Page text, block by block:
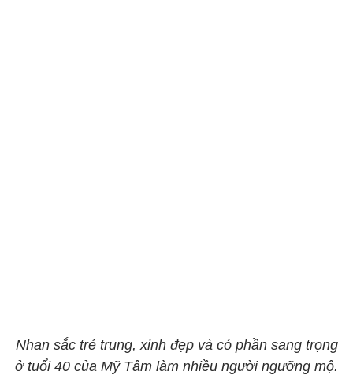
Nhan sắc trẻ trung, xinh đẹp và có phần sang trọng
ở tuổi 40 của Mỹ Tâm làm nhiều người ngưỡng mộ.